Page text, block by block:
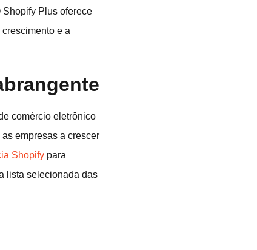
Shopify Plus oferece
e a
comércio eletrônico
empresas a crescer
Shopify para
lista selecionada das